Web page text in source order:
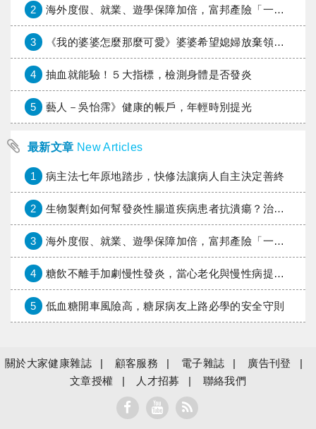
2 海外度假、就業、遊學保障加倍，富邦產險「一期逐夢」專案加碼遠距醫療與緊急救援
3 《我的婆婆怎麼那麼可愛》婆婆希望媳婦放棄領取已故兒子身故理賠金，可以這樣做嗎？
4 抽血就能驗！５大指標，檢測身體是否發炎
5 藝人－吳怡霈》健康的帳戶，年輕時別提光
最新文章 New Articles
1 病主法七年原地踏步，快修法讓病人自主決定善終
2 生物製劑如何幫發炎性腸道疾病患者抗潰瘍？治療進展與健保給付困境一次看
3 海外度假、就業、遊學保障加倍，富邦產險「一期逐夢」專案加碼遠距醫療與緊急救援
4 糖飲不離手加劇慢性發炎，當心老化與慢性病提早報到
5 低血糖開車風險高，糖尿病友上路必學的安全守則
關於大家健康雜誌 顧客服務 電子雜誌
廣告刊登
文章授權
人才招募 聯絡我們